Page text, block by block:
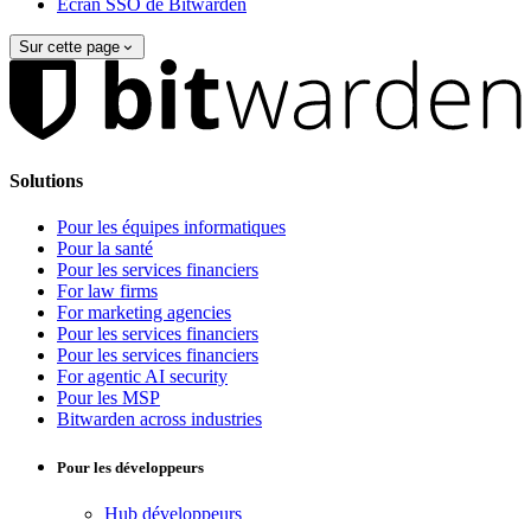
Écran SSO de Bitwarden
Sur cette page
Solutions
Pour les équipes informatiques
Pour la santé
Pour les services financiers
For law firms
For marketing agencies
Pour les services financiers
Pour les services financiers
For agentic AI security
Pour les MSP
Bitwarden across industries
Pour les développeurs
Hub développeurs